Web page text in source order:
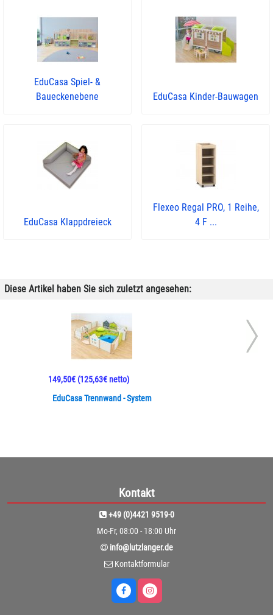
EduCasa Spiel- &
Baueckenebene
EduCasa Kinder-Bauwagen
EduCasa Klappdreieck
Flexeo Regal PRO, 1 Reihe,
4 F ...
Diese Artikel haben Sie sich zuletzt angesehen:
EduCasa Trennwand - System
149,50€(125,63€ netto)
Kontakt
+49 (0)4421 9519-0
Mo-Fr, 08:00 - 18:00 Uhr
info@lutzlanger.de
Kontaktformular